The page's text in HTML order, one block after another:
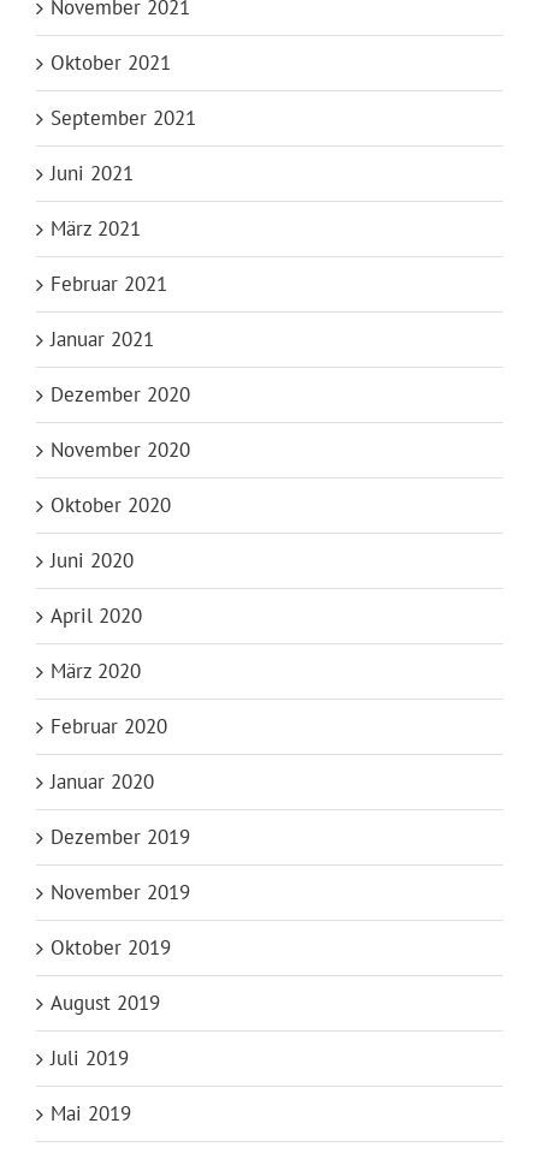
November 2021
Oktober 2021
September 2021
Juni 2021
März 2021
Februar 2021
Januar 2021
Dezember 2020
November 2020
Oktober 2020
Juni 2020
April 2020
März 2020
Februar 2020
Januar 2020
Dezember 2019
November 2019
Oktober 2019
August 2019
Juli 2019
Mai 2019